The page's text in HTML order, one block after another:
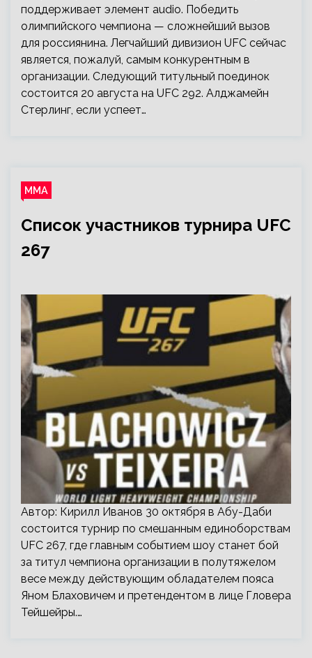
поддерживает элемент audio. Победить
олимпийского чемпиона — сложнейший вызов
для россиянина. Легчайший дивизион UFC сейчас
является, пожалуй, самым конкурентным в
организации. Следующий титульный поединок
состоится 20 августа на UFC 292. Алджамейн
Стерлинг, если успеет…
ММА
Список участников турнира UFC
267
Автор: Кирилл Иванов 30 октября в Абу-Даби
состоится турнир по смешанным единоборствам
UFC 267, где главным событием шоу станет бой
за титул чемпиона организации в полутяжелом
весе между действующим обладателем пояса
Яном Блаховичем и претендентом в лице Гловера
Тейшейры.…